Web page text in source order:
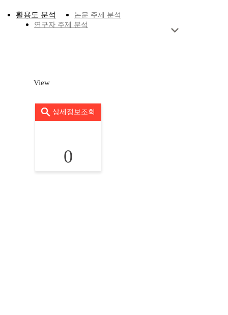
활용도 분석
논문 주제 분석
연구자 주제 분석
View
상세정보조회
0